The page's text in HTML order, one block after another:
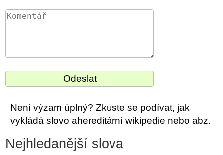
Není výzam úplný? Zkuste se podívat, jak
vykládá slovo ahereditární wikipedie nebo abz.
Nejhledanější slova